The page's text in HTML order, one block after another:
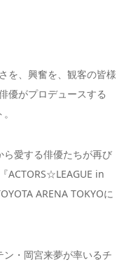
を、興奮を、観客の皆様
優がプロデュースする
愛する俳優たちが再び
ACTORS☆LEAGUE in
ARENA TOKYOに
・岡宮来夢が率いるチ